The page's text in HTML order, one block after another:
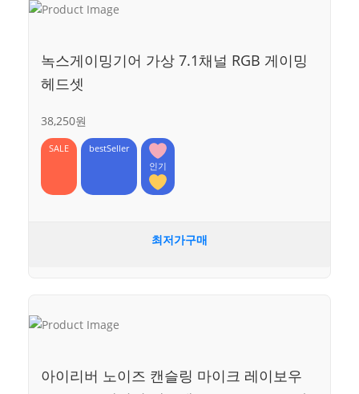
녹스게이밍기어 가상 7.1채널 RGB 게이밍
헤드셋
38,250원
SALE
bestSeller
인기
최저가구매
아이리버 노이즈 캔슬링 마이크 레이보우